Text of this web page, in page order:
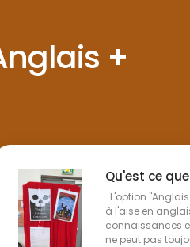
+
Qu'est ce
L'option
à l'aise en
connaissances
ne peut pas